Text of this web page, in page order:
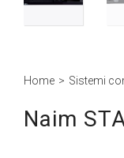
Home > Sistemi
Naim